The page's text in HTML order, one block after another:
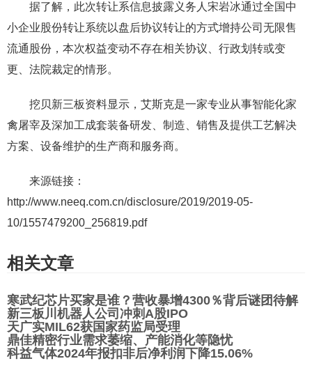
据了解，此次转让系信息披露义务人宋岩冰通过全国中
小企业股份转让系统以盘后协议转让的方式增持公司无限售
流通股份，本次权益变动不存在相关协议、行政划转或变
更、法院裁定的情形。
挖贝新三板资料显示，艾斯克是一家专业从事智能化家
禽屠宰及深加工成套装备研发、制造、销售及提供工艺解决
方案、设备维护的生产商和服务商。
来源链接：
http://www.neeq.com.cn/disclosure/2019/2019-05-
10/1557479200_256819.pdf
相关文章
寒武纪芯片买家是谁？营收暴增4300％背后谜团待解
新三板川机器人公司冲刺A股IPO
天广实MIL62获国家药监局受理
鼎佳精密行业需求萎缩、产能消化等隐忧
科益气体2024年报扣非后净利润下降15.06%